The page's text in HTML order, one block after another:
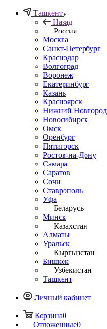
Ташкент
Назад
Россия
Москва
Санкт-Петербург
Краснодар
Волгоград
Воронеж
Екатеринбург
Казань
Красноярск
Нижний Новгород
Новосибирск
Омск
Оренбург
Пятигорск
Ростов-на-Дону
Самара
Саратов
Сочи
Ставрополь
Уфа
Беларусь
Минск
Казахстан
Алматы
Уральск
Кыргызстан
Бишкек
Узбекистан
Ташкент
Личный кабинет
Корзина0
Отложенные0